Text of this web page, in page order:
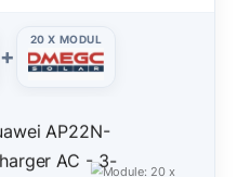
+
20 X MODUL